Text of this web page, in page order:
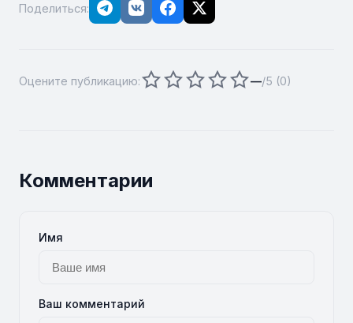
Поделиться:
Оцените публикацию: —/5 (0)
Комментарии
Имя
Ваш комментарий